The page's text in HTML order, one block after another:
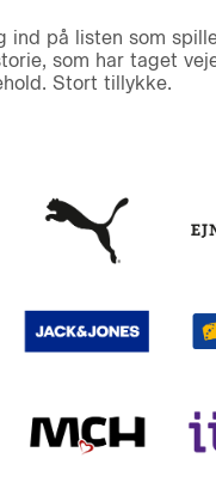
ind på listen som
som har taget
Stort tillykke.